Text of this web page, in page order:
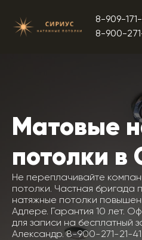
8-909-
8-900-
Матовые
потолки в
Не переплачивайте
потолки. Частная бригада
натяжные потолки
Адлере. Гарантия 10 лет.
для записи на бесплатный
Александр. 8-900-271-21-